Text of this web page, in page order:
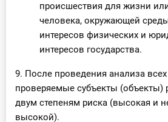
происшествия для жизни
человека, окружающей
интересов физических и
интересов государства.
9. После проведения анализа
проверяемые субъекты (объекты)
двум степеням риска (высокая и
высокой).